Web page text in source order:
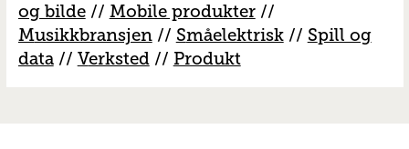
og bilde// Mobile produkter//
Musikkbransjen// Småelektrisk// Spill og
data// Verksted// Produkt